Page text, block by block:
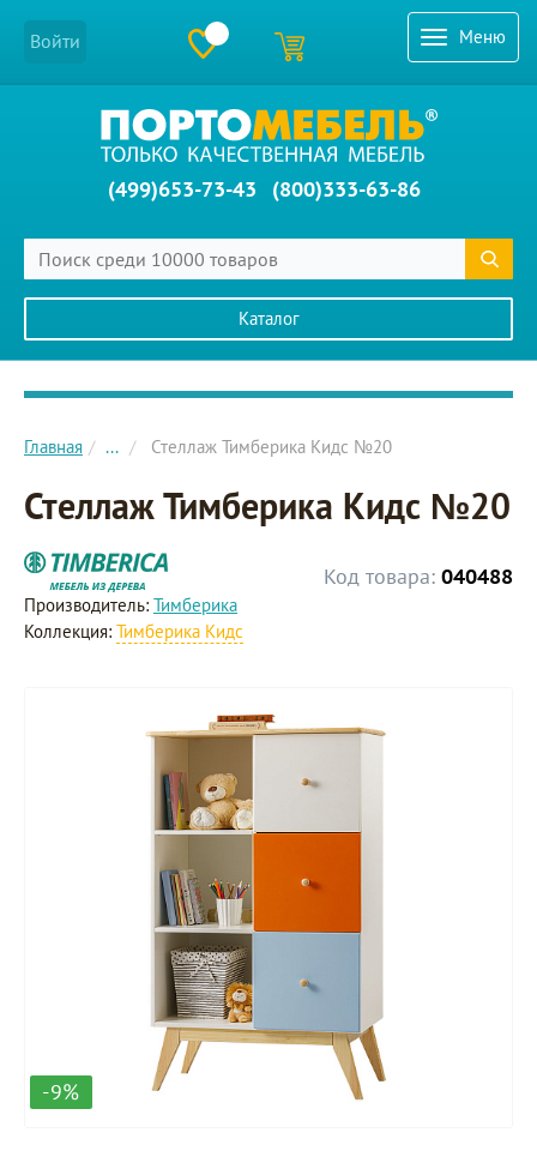
Меню
Войти
(499)653-73-43 (800)333-63-86
Каталог
Главное меню сайта
Главная ... Стеллаж Тимберика Кидс №20
Стеллаж Тимберика Кидс №20
Код товара: 040488
Производитель: Тимберика
Коллекция: Тимберика Кидс
-9%